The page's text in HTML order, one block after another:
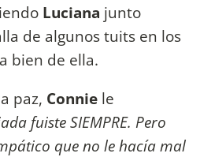
Luciana junto
de algunos tuits en los
bien de ella.
paz, Connie le
fuiste SIEMPRE. Pero
que no le hacía mal